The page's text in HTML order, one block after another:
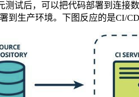
试后，可以把代码部署到连接
到生产环境。下图反应的是CI/CD